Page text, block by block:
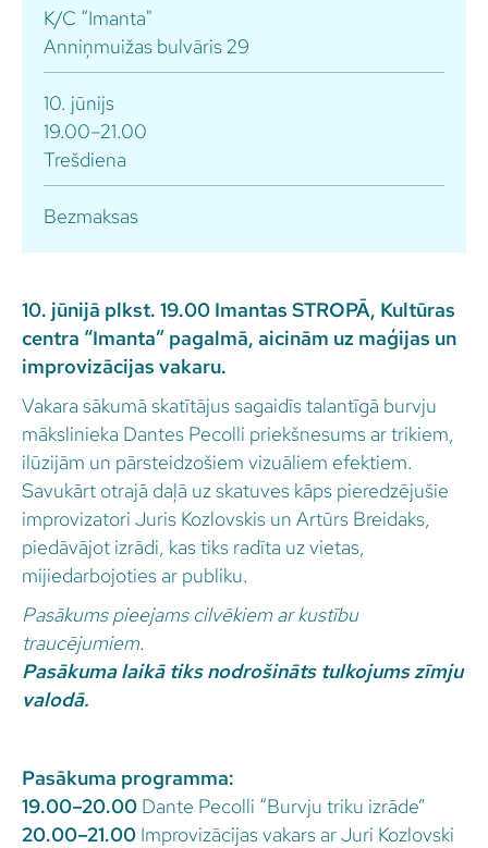
K/C “Imanta"
Anniņmuižas bulvāris 29
10. jūnijs
19.00–21.00
Trešdiena
Bezmaksas
10. jūnijā plkst. 19.00 Imantas STROPĀ, Kultūras
centra “Imanta” pagalmā, aicinām uz maģijas un
improvizācijas vakaru.
Vakara sākumā skatītājus sagaidīs talantīgā burvju
mākslinieka Dantes Pecolli priekšnesums ar trikiem,
ilūzijām un pārsteidzošiem vizuāliem efektiem.
Savukārt otrajā daļā uz skatuves kāps pieredzējušie
improvizatori Juris Kozlovskis un Artūrs Breidaks,
piedāvājot izrādi, kas tiks radīta uz vietas,
mijiedarbojoties ar publiku.
Pasākums pieejams cilvēkiem ar kustību
traucējumiem.
Pasākuma laikā tiks nodrošināts tulkojums zīmju
valodā.
Pasākuma programma:
19.00–20.00 Dante Pecolli “Burvju triku izrāde”
20.00–21.00 Improvizācijas vakars ar Juri Kozlovski